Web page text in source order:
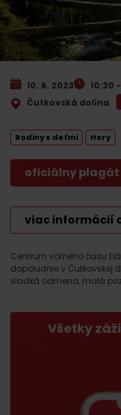
Centrum voľného času
dopoludnie v Čutkovskej
sladká odmena, malá
Všetky
10. 6. 2023
10:30
Čutkovská dolina
Hory
Rodiny s deťmi
oficiálny
viac informácií